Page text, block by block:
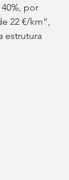
por
22 €/km”,
estrutura